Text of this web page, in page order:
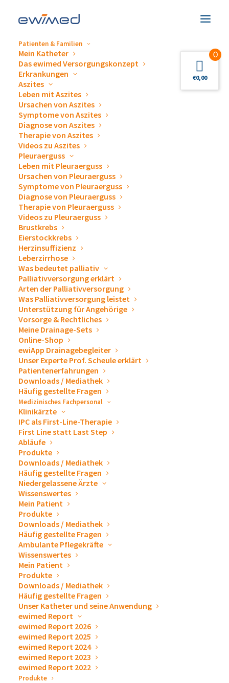
Patienten & Familien
Mein Katheter
Das ewimed Versorgungskonzept
Erkrankungen
Aszites
Leben mit Aszites
Ursachen von Aszites
Symptome von Aszites
Diagnose von Aszites
Therapie von Aszites
Videos zu Aszites
Pleuraerguss
Leben mit Pleuraerguss
Ursachen von Pleuraerguss
Symptome von Pleuraerguss
Diagnose von Pleuraerguss
Therapie von Pleuraerguss
Videos zu Pleuraerguss
Brustkrebs
Eierstockkrebs
Herzinsuffizienz
Leberzirrhose
Was bedeutet palliativ
Palliativversorgung erklärt
Arten der Palliativversorgung
Was Palliativversorgung leistet
Unterstützung für Angehörige
Vorsorge & Rechtliches
Meine Drainage-Sets
Online-Shop
ewiApp Drainagebegleiter
Unser Experte Prof. Scheule erklärt
Patientenerfahrungen
Downloads / Mediathek
Häufig gestellte Fragen
Medizinisches Fachpersonal
Klinikärzte
IPC als First-Line-Therapie
First Line statt Last Step
Abläufe
Produkte
Downloads / Mediathek
Häufig gestellte Fragen
Niedergelassene Ärzte
Wissenswertes
Mein Patient
Produkte
Downloads / Mediathek
Häufig gestellte Fragen
Ambulante Pflegekräfte
Wissenswertes
Mein Patient
Produkte
Downloads / Mediathek
Häufig gestellte Fragen
Unser Katheter und seine Anwendung
ewimed Report
ewimed Report 2026
ewimed Report 2025
ewimed Report 2024
ewimed Report 2023
ewimed Report 2022
Produkte
Abläufe Behandlungspfad
Informationen an den
Hausarzt
Im Anschluss an die Implantation eines Katheters und
Entlassung aus dem Krankenhaus, benötigt der
behandelnde Hausarzt zur Nachversorgung des
Patienten Informationen von Ihnen.
Lassen Sie ihm bitte, neben den üblichen Berichten
zum Gesundheitszustand des Patienten, unsere
Firmendaten, unsereEntlassverordnung
Katheterpassund einen Arztbrief
Informationen zukommen:
Wo wurde der Katheter zur intermittierenden
Langzeitdrainage gelegt?
(Pleuraerguss links / rechts, Aszites links / rechts,
mehrere Katheter)
Zur Implantation wurden zwei Inzisionen gemacht.
Der Hautfaden sollte nach 7 – 10 Tagen entfernt
werden und der Haltefaden am Katheter nach ca. 30
Tagen.
Bitte sprechen Sie eine Intervallempfehlung aus.
Zur Schulung und zur besseren Abstimmung mit dem
Patienten ist es hilfreich, wenn Sie die Drainagemenge
und Intervalle mitteilen könnten.
Informieren Sie den niedergelassenen Arzt darüber,
dass die Firma ewimed bereits über die Entlassung des
Patienten informiert ist und sich ein
Schulungsmitarbeiter zeitnah zur Vereinbarung eines
Schulungsterminsbeim Patienten, seinen
Angehörigen oder dem beauftragten Pflegedienst
melden wird. Der Patient wird bei der Schulung dann
0
€0,00